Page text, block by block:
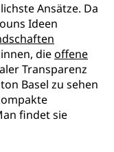
Ansätze. Da
Ideen
dieoffene
Transparenz
Basel zu sehen
findet sie